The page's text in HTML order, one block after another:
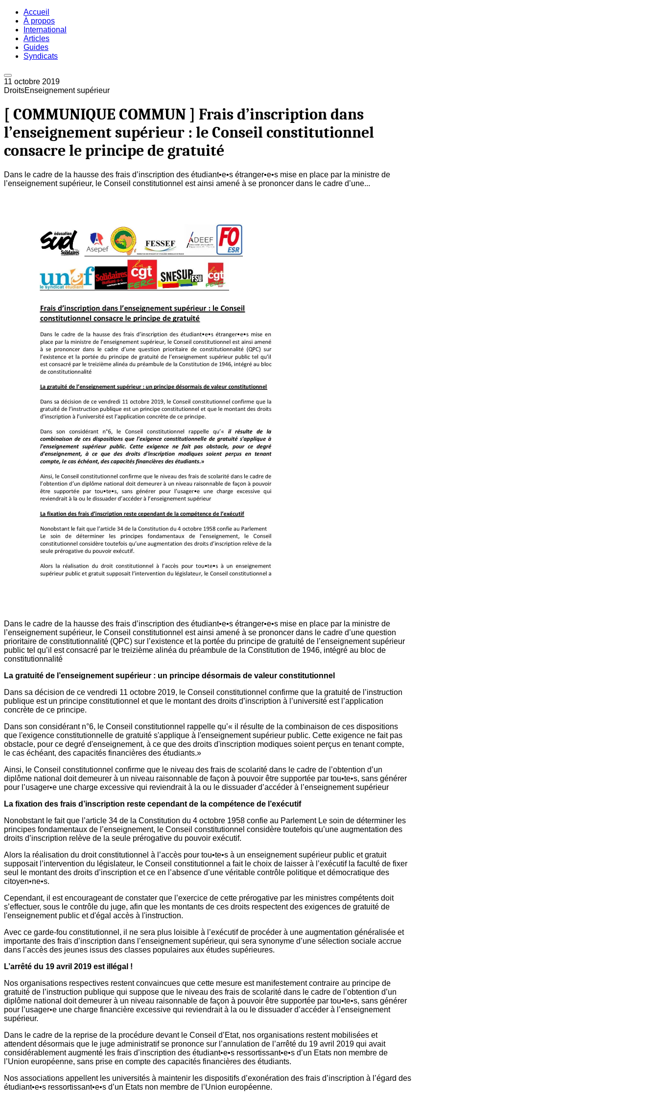
Accueil
À propos
International
Articles
Guides
Syndicats
11 octobre 2019
DroitsEnseignement supérieur
[ COMMUNIQUE COMMUN ] Frais d’inscription dans
l’enseignement supérieur : le Conseil constitutionnel
consacre le principe de gratuité
Dans le cadre de la hausse des frais d’inscription des étudiant•e•s étranger•e•s mise en place par la ministre de
l’enseignement supérieur, le Conseil constitutionnel est ainsi amené à se prononcer dans le cadre d’une...
Dans le cadre de la hausse des frais d’inscription des étudiant•e•s étranger•e•s mise en place par la ministre de
l’enseignement supérieur, le Conseil constitutionnel est ainsi amené à se prononcer dans le cadre d’une question
prioritaire de constitutionnalité (QPC) sur l’existence et la portée du principe de gratuité de l’enseignement supérieur
public tel qu’il est consacré par le treizième alinéa du préambule de la Constitution de 1946, intégré au bloc de
constitutionnalité
La gratuité de l’enseignement supérieur : un principe désormais de valeur constitutionnel
Dans sa décision de ce vendredi 11 octobre 2019, le Conseil constitutionnel confirme que la gratuité de l’instruction
publique est un principe constitutionnel et que le montant des droits d’inscription à l’université est l’application
concrète de ce principe.
Dans son considérant n°6, le Conseil constitutionnel rappelle qu’« il résulte de la combinaison de ces dispositions
que l'exigence constitutionnelle de gratuité s'applique à l'enseignement supérieur public. Cette exigence ne fait pas
obstacle, pour ce degré d'enseignement, à ce que des droits d'inscription modiques soient perçus en tenant compte,
le cas échéant, des capacités financières des étudiants.»
Ainsi, le Conseil constitutionnel confirme que le niveau des frais de scolarité dans le cadre de l’obtention d’un
diplôme national doit demeurer à un niveau raisonnable de façon à pouvoir être supportée par tou•te•s, sans générer
pour l’usager•e une charge excessive qui reviendrait à la ou le dissuader d’accéder à l’enseignement supérieur
La fixation des frais d’inscription reste cependant de la compétence de l’exécutif
Nonobstant le fait que l’article 34 de la Constitution du 4 octobre 1958 confie au Parlement Le soin de déterminer les
principes fondamentaux de l’enseignement, le Conseil constitutionnel considère toutefois qu’une augmentation des
droits d’inscription relève de la seule prérogative du pouvoir exécutif.
Alors la réalisation du droit constitutionnel à l’accès pour tou•te•s à un enseignement supérieur public et gratuit
supposait l’intervention du législateur, le Conseil constitutionnel a fait le choix de laisser à l’exécutif la faculté de fixer
seul le montant des droits d’inscription et ce en l’absence d’une véritable contrôle politique et démocratique des
citoyen•ne•s.
Cependant, il est encourageant de constater que l’exercice de cette prérogative par les ministres compétents doit
s’effectuer, sous le contrôle du juge, afin que les montants de ces droits respectent des exigences de gratuité de
l'enseignement public et d'égal accès à l'instruction.
Avec ce garde-fou constitutionnel, il ne sera plus loisible à l’exécutif de procéder à une augmentation généralisée et
importante des frais d’inscription dans l’enseignement supérieur, qui sera synonyme d’une sélection sociale accrue
dans l’accès des jeunes issus des classes populaires aux études supérieures.
L’arrêté du 19 avril 2019 est illégal !
Nos organisations respectives restent convaincues que cette mesure est manifestement contraire au principe de
gratuité de l’instruction publique qui suppose que le niveau des frais de scolarité dans le cadre de l’obtention d’un
diplôme national doit demeurer à un niveau raisonnable de façon à pouvoir être supportée par tou•te•s, sans générer
pour l’usager•e une charge financière excessive qui reviendrait à la ou le dissuader d’accéder à l’enseignement
supérieur.
Dans le cadre de la reprise de la procédure devant le Conseil d’Etat, nos organisations restent mobilisées et
attendent désormais que le juge administratif se prononce sur l’annulation de l’arrêté du 19 avril 2019 qui avait
considérablement augmenté les frais d’inscription des étudiant•e•s ressortissant•e•s d’un Etats non membre de
l’Union européenne, sans prise en compte des capacités financières des étudiants.
Nos associations appellent les universités à maintenir les dispositifs d’exonération des frais d’inscription à l’égard des
étudiant•e•s ressortissant•e•s d’un Etats non membre de l’Union européenne.